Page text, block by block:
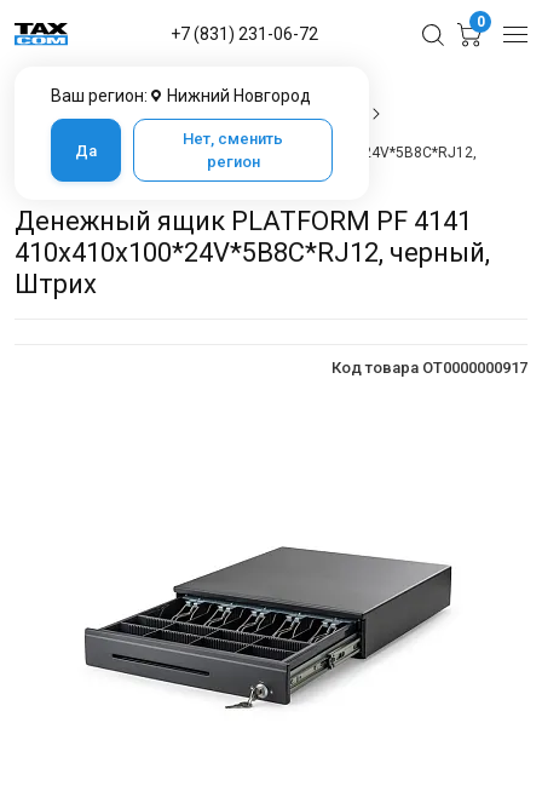
Ваш регион: Нижний Новгород
Да
Нет, сменить
регион
+7 (831) 231-06-72
0
POS-оборудование
Денежные ящики
Денежный ящик PLATFORM PF 4141 410х410х100*24V*5B8C*RJ12,
черный, Штрих
Денежный ящик PLATFORM PF 4141
410х410х100*24V*5B8C*RJ12, черный,
Штрих
Код товара OT0000000917